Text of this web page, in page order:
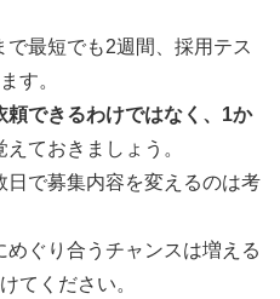
最短でも2週間、採用テス
す。
できるわけではなく、1か
えておきましょう。
で募集内容を変えるのは考
ぐり合うチャンスは増える
てください。